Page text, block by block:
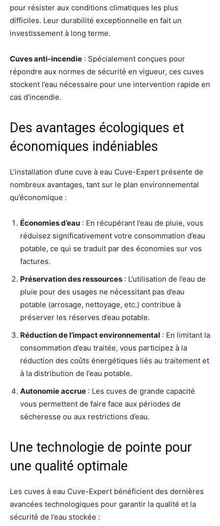
pour résister aux conditions climatiques les plus
difficiles. Leur durabilité exceptionnelle en fait un
investissement à long terme.
Cuves anti-incendie : Spécialement conçues pour
répondre aux normes de sécurité en vigueur, ces cuves
stockent l’eau nécessaire pour une intervention rapide en
cas d’incendie.
Des avantages écologiques et
économiques indéniables
L’installation d’une cuve à eau Cuve-Expert présente de
nombreux avantages, tant sur le plan environnemental
qu’économique :
Économies d’eau : En récupérant l’eau de pluie, vous
réduisez significativement votre consommation d’eau
potable, ce qui se traduit par des économies sur vos
factures.
Préservation des ressources : L’utilisation de l’eau de
pluie pour des usages ne nécessitant pas d’eau
potable (arrosage, nettoyage, etc.) contribue à
préserver les réserves d’eau potable.
Réduction de l’impact environnemental : En limitant la
consommation d’eau traitée, vous participez à la
réduction des coûts énergétiques liés au traitement et
à la distribution de l’eau potable.
Autonomie accrue : Les cuves de grande capacité
vous permettent de faire face aux périodes de
sécheresse ou aux restrictions d’eau.
Une technologie de pointe pour
une qualité optimale
Les cuves à eau Cuve-Expert bénéficient des dernières
avancées technologiques pour garantir la qualité et la
sécurité de l’eau stockée :